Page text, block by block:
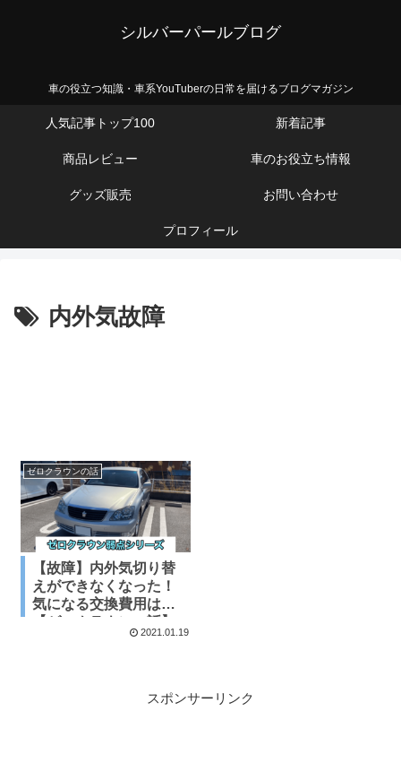
シルバーパールブログ
車の役立つ知識・車系YouTuberの日常を届けるブログマガジン
人気記事トップ100 新着記事
商品レビュー 車のお役立ち情報
グッズ販売 お問い合わせ
プロフィール
内外気故障
ゼロクラウンの話
【故障】内外気切り替
えができなくなった！
気になる交換費用は？
【ゼロクラウンの話】
2021.01.19
スポンサーリンク